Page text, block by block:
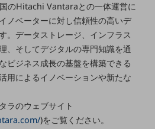
のHitachi Vantaraとの一体運営に
ノベーターに対し信頼性の高いデ
。データストレージ、インフラス
、そしてデジタルの専門知識を通
ビジネス成長の基盤を構築できる
用によるイノベーションや新たな
ラのウェブサイト
)をご覧ください。